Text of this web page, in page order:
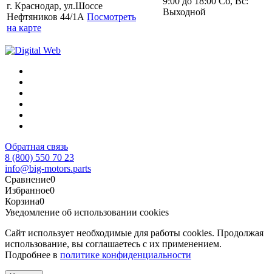
г. Краснодар, ул.Шоссе
Нефтяников 44/1А Посмотреть
на карте
Выходной
Обратная связь
8 (800) 550 70 23
info@big-motors.parts
Сравнение0
Избранное0
Корзина0
Уведомление об использовании cookies
Сайт использует необходимые для работы cookies. Продолжая
использование, вы соглашаетесь с их применением.
Подробнее в политике конфиденциальности